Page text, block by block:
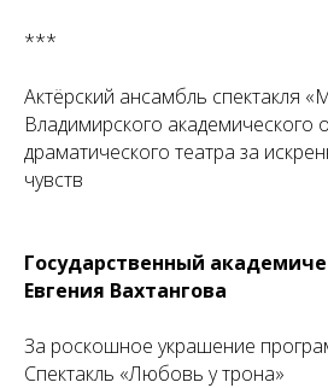
***
Актёрский ансамбль спектакля
Владимирского академического
драматического театра за
чувств
Государственный
Евгения Вахтангова
За роскошное украшение
Спектакль «Любовь у трона»